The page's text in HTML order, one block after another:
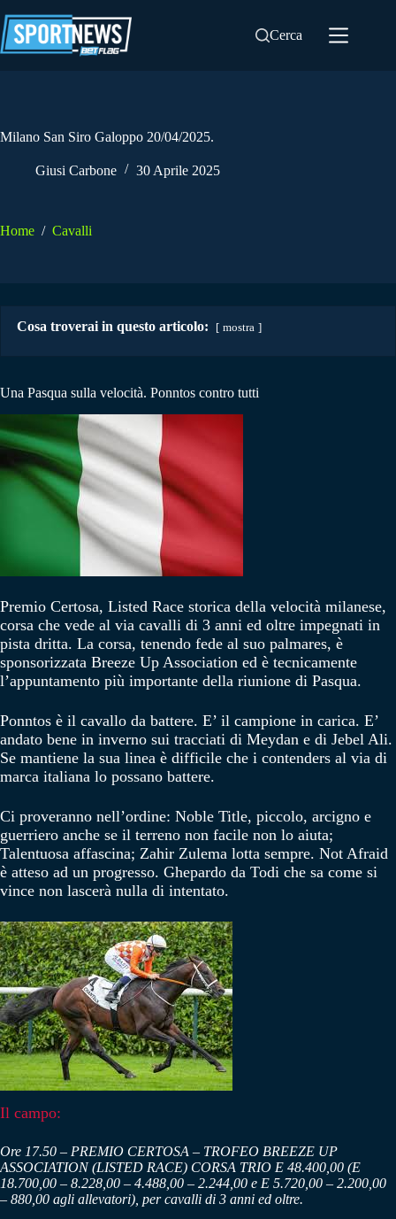
al
contenuto
Cerca
Milano San Siro Galoppo 20/04/2025.
Giusi Carbone 30 Aprile 2025
Home / Cavalli
Cosa troverai in questo articolo: mostra
Una Pasqua sulla velocità. Ponntos contro tutti
Premio Certosa, Listed Race storica della velocità milanese,
corsa che vede al via cavalli di 3 anni ed oltre impegnati in
pista dritta. La corsa, tenendo fede al suo palmares, è
sponsorizzata Breeze Up Association ed è tecnicamente
l’appuntamento più importante della riunione di Pasqua.
Ponntos è il cavallo da battere. E’ il campione in carica. E’
andato bene in inverno sui tracciati di Meydan e di Jebel Ali.
Se mantiene la sua linea è difficile che i contenders al via di
marca italiana lo possano battere.
Ci proveranno nell’ordine: Noble Title, piccolo, arcigno e
guerriero anche se il terreno non facile non lo aiuta;
Talentuosa affascina; Zahir Zulema lotta sempre. Not Afraid
è atteso ad un progresso. Ghepardo da Todi che sa come si
vince non lascerà nulla di intentato.
Il campo:
Ore 17.50 – PREMIO CERTOSA – TROFEO BREEZE UP
ASSOCIATION (LISTED RACE) CORSA TRIO E 48.400,00 (E
18.700,00 – 8.228,00 – 4.488,00 – 2.244,00 e E 5.720,00 – 2.200,00
– 880,00 agli allevatori), per cavalli di 3 anni ed oltre.